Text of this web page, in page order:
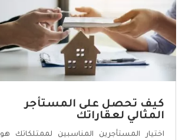
كيف تحصل على المستأجر
المثالي لعقاراتك
اختيار المستأجرين المناسبين لممتلكاتك هو